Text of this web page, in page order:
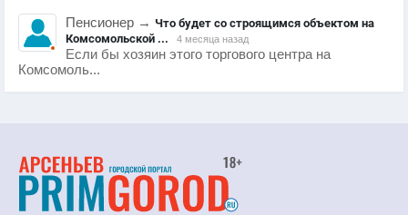
Пенсионер → Что будет со строящимся объектом на
Комсомольской ...
4 месяца назад
Если бы хозяин этого торгового центра на
Комсомоль...